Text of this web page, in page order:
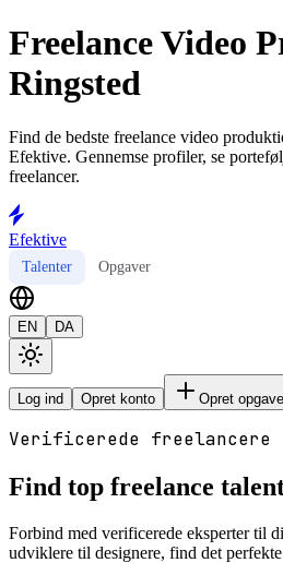
Freelance Video
Ringsted
Find de bedste freelance video
Efektive. Gennemse profiler, se
freelancer.
Efektive
Talenter Opgaver
EN DA
Log ind Opret konto Opret opgave
Verificerede freelancere
Find top freelance
Forbind med verificerede eksperter til
udviklere til designere, find det